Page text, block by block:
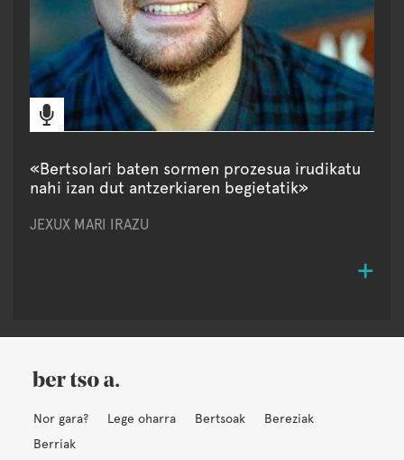
«Bertsolari baten sormen prozesua irudikatu
nahi izan dut antzerkiaren begietatik»
JEXUX MARI IRAZU
Nor gara? Lege oharra Bertsoak
Bereziak
Berriak